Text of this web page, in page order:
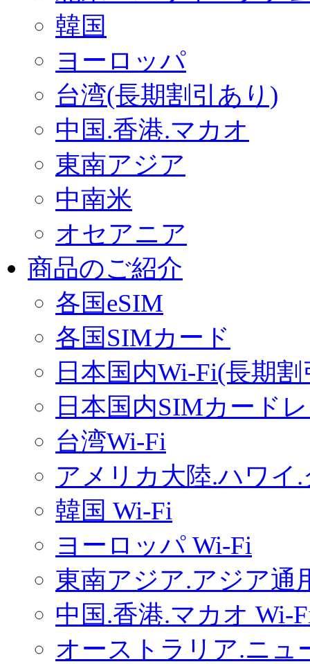
韓国
ヨーロッパ
台湾(長期割引あり)
中国.香港.マカオ
東南アジア
中南米
オセアニア
商品のご紹介
各国eSIM
各国SIMカード
日本国内Wi-Fi(長期
日本国内SIMカード
台湾Wi-Fi
アメリカ大陸.ハワイ
韓国 Wi-Fi
ヨーロッパ Wi-Fi
東南アジア.アジア通
中国.香港.マカオ Wi-
オーストラリア.ニュ